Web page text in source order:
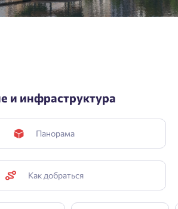
и инфраструктура
Панорама
Как добраться